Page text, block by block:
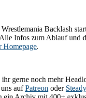
Backlash
Infos zum Ablauf und
Homepage.
gerne noch mehr
aufPatreon oder Steady